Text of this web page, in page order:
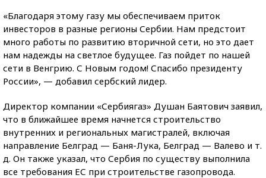
«Благодаря этому газу мы обеспечиваем приток
инвесторов в разные регионы Сербии. Нам предстоит
много работы по развитию вторичной сети, но это дает
нам надежды на светлое будущее. Газ пойдет по нашей
сети в Венгрию. С Новым годом! Спасибо президенту
России», — добавил сербский лидер.
Директор компании «Сербиягаз» Душан Баятович заявил,
что в ближайшее время начнется строительство
внутренних и региональных магистралей, включая
направление Белград — Баня-Лука, Белград — Валево и т.
д. Он также указал, что Сербия по существу выполнила
все требования ЕС при строительстве газопровода.